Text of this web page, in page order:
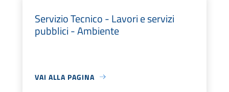
Servizio Tecnico - Lavori e servizi
pubblici - Ambiente
VAI ALLA PAGINA